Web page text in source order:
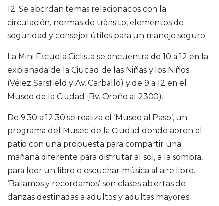
12. Se abordan temas relacionados con la
circulación, normas de tránsito, elementos de
seguridad y consejos útiles para un manejo seguro.
La Mini Escuela Ciclista se encuentra de 10 a 12 en la
explanada de la Ciudad de las Niñas y los Niños
(Vélez Sarsfield y Av. Carballo) y de 9 a 12 en el
Museo de la Ciudad (Bv. Oroño al 2300).
De 9.30 a 12.30 se realiza el ‘Museo al Paso’, un
programa del Museo de la Ciudad donde abren el
patio con una propuesta para compartir una
mañana diferente para disfrutar al sol, a la sombra,
para leer un libro o escuchar música al aire libre.
‘Bailamos y recordamos’ son clases abiertas de
danzas destinadas a adultos y adultas mayores.